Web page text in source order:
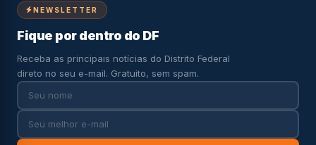
NEWSLETTER
Fique por dentro do DF
Receba as principais notícias do Distrito Federal
direto no seu e-mail. Gratuito, sem spam.